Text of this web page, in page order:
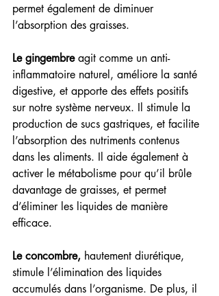
permet également de diminuer
l’absorption des graisses.
Le gingembre agit comme un anti-
inflammatoire naturel, améliore la santé
digestive, et apporte des effets positifs
sur notre système nerveux. Il stimule la
production de sucs gastriques, et facilite
l’absorption des nutriments contenus
dans les aliments. Il aide également à
activer le métabolisme pour qu’il brûle
davantage de graisses, et permet
d’éliminer les liquides de manière
efficace.
Le concombre, hautement diurétique,
stimule l’élimination des liquides
accumulés dans l’organisme. De plus, il